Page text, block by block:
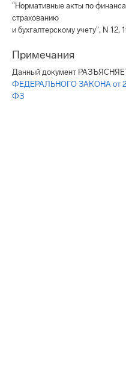
"Нормативные акты по
страхованию
и бухгалтерскому учету", N 12,
Примечания
Данный документ
ФЕДЕРАЛЬНОГО ЗАКОНА от
ФЗ